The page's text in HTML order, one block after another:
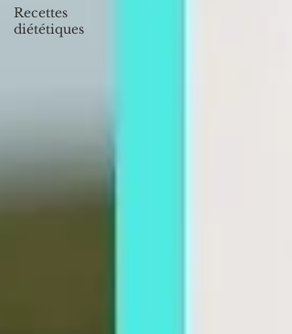
Recettes
diététiques